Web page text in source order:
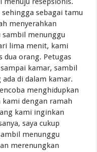
sebagai tamu
menyerahkan
menunggu
lima menit, kami
dua orang. Petugas
kamar, sambil
ada di dalam kamar.
menghidupkan
kami dengan ramah
kami inginkan
saya cukup
menunggu
merenungkan